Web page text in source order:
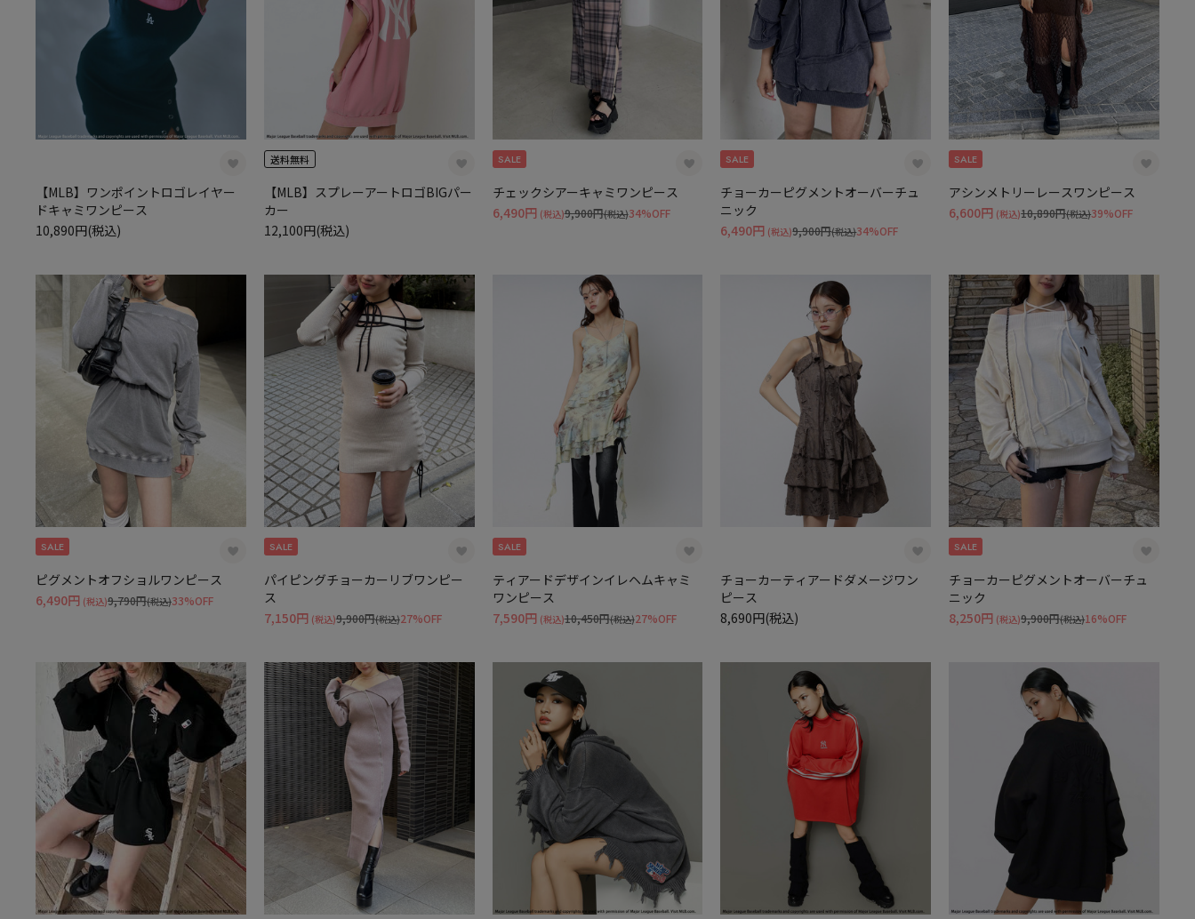
【MLB】ワンポイントロゴレイヤー
ドキャミワンピース
10,890円(税込)
送料無料
【MLB】スプレーアートロゴBIGパー
カー
12,100円(税込)
SALE
チェックシアーキャミワンピース
6,490円 (税込)9,900円(税込)34%OFF
SALE
チョーカーピグメントオーバーチュ
ニック
6,490円 (税込)9,900円(税込)34%OFF
SALE
アシンメトリーレースワンピース
6,600円 (税込)10,890円(税込)39%OFF
SALE
ピグメントオフショルワンピース
6,490円 (税込)9,790円(税込)33%OFF
SALE
パイピングチョーカーリブワンピー
ス
7,150円 (税込)9,900円(税込)27%OFF
SALE
ティアードデザインイレヘムキャミ
ワンピース
7,590円 (税込)10,450円(税込)27%OFF
チョーカーティアードダメージワン
ピース
8,690円(税込)
SALE
チョーカーピグメントオーバーチュ
ニック
8,250円 (税込)9,900円(税込)16%OFF